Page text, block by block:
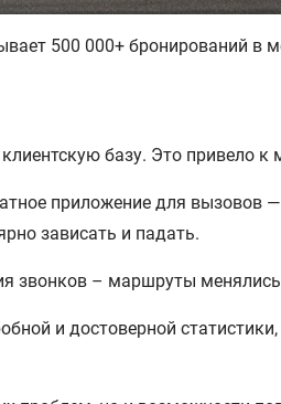
500 000+ бронирований в
базу. Это привело
приложение для вызовов
зависать и падать.
звонков – маршруты
и достоверной